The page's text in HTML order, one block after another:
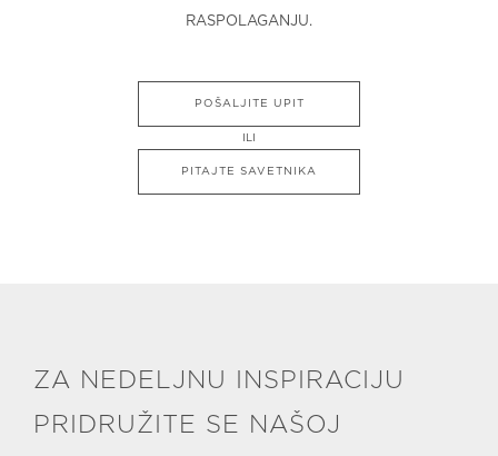
RASPOLAGANJU.
POŠALJITE UPIT
ILI
PITAJTE SAVETNIKA
ZA NEDELJNU INSPIRACIJU
PRIDRUŽITE SE NAŠOJ